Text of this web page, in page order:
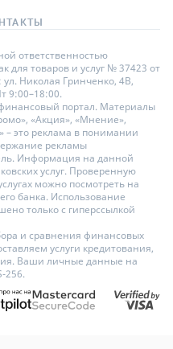
ответственностью
для товаров и услуг № 37423 от
Николая Гринченко, 4В,
9:00–18:00.
портал. Материалы
«Акция», «Мнение»,
– это реклама в понимании
рекламы
Информация на данной
услуг. Проверенную
можно посмотреть на
банка. Использование
только с гиперссылкой
и сравнения финансовых
услуги кредитования,
Ваши личные данные на
256.